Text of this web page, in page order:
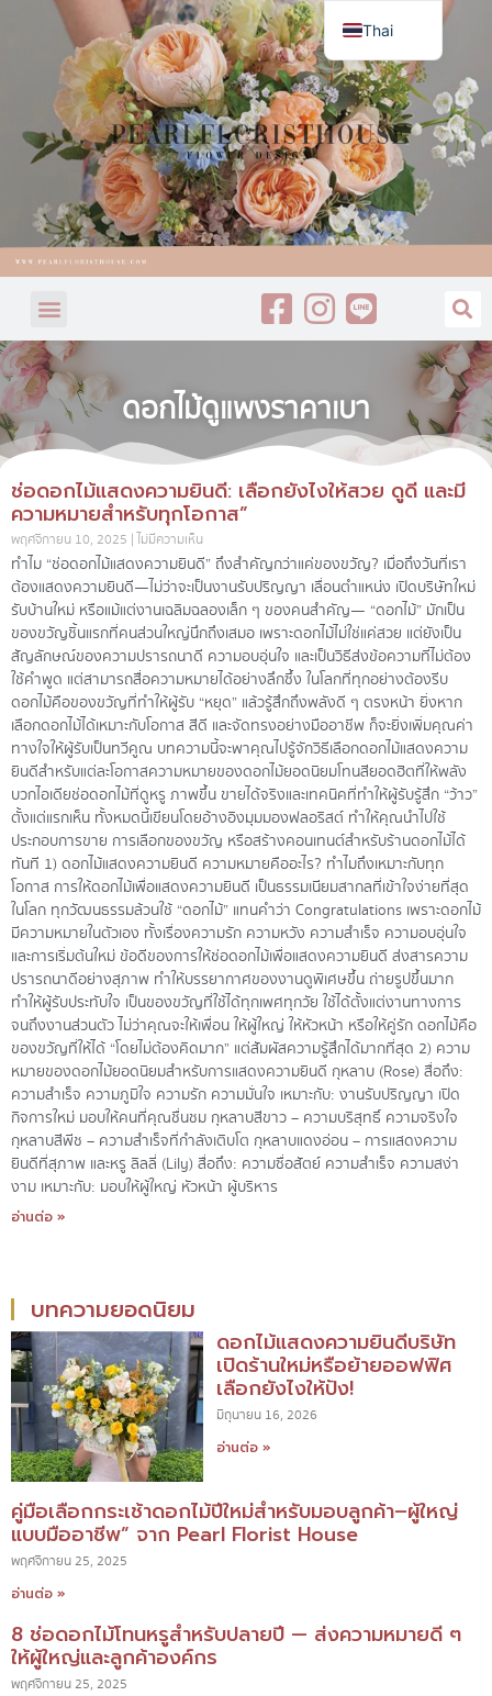
ดอกไม้ดูแพงราคาเบา
ช่อดอกไม้แสดงความยินดี: เลือกยังไงให้สวย ดูดี และมี
ความหมายสำหรับทุกโอกาส”
พฤศจิกายน 10, 2025 ไม่มีความเห็น
ทำไม “ช่อดอกไม้แสดงความยินดี” ถึงสำคัญกว่าแค่ของขวัญ? เมื่อถึงวันที่เรา
ต้องแสดงความยินดี—ไม่ว่าจะเป็นงานรับปริญญา เลื่อนตำแหน่ง เปิดบริษัทใหม่
รับบ้านใหม่ หรือแม้แต่งานเฉลิมฉลองเล็ก ๆ ของคนสำคัญ— “ดอกไม้” มักเป็น
ของขวัญชิ้นแรกที่คนส่วนใหญ่นึกถึงเสมอ เพราะดอกไม้ไม่ใช่แค่สวย แต่ยังเป็น
สัญลักษณ์ของความปรารถนาดี ความอบอุ่นใจ และเป็นวิธีส่งข้อความที่ไม่ต้อง
ใช้คำพูด แต่สามารถสื่อความหมายได้อย่างลึกซึ้ง ในโลกที่ทุกอย่างต้องรีบ
ดอกไม้คือของขวัญที่ทำให้ผู้รับ “หยุด” แล้วรู้สึกถึงพลังดี ๆ ตรงหน้า ยิ่งหาก
เลือกดอกไม้ได้เหมาะกับโอกาส สีดี และจัดทรงอย่างมืออาชีพ ก็จะยิ่งเพิ่มคุณค่า
ทางใจให้ผู้รับเป็นทวีคูณ บทความนี้จะพาคุณไปรู้จักวิธีเลือกดอกไม้แสดงความ
ยินดีสำหรับแต่ละโอกาสความหมายของดอกไม้ยอดนิยมโทนสียอดฮิตที่ให้พลัง
บวกไอเดียช่อดอกไม้ที่ดูหรู ภาพขึ้น ขายได้จริงและเทคนิคที่ทำให้ผู้รับรู้สึก “ว้าว”
ตั้งแต่แรกเห็น ทั้งหมดนี้เขียนโดยอ้างอิงมุมมองฟลอริสต์ ทำให้คุณนำไปใช้
ประกอบการขาย การเลือกของขวัญ หรือสร้างคอนเทนต์สำหรับร้านดอกไม้ได้
ทันที 1) ดอกไม้แสดงความยินดี ความหมายคืออะไร? ทำไมถึงเหมาะกับทุก
โอกาส การให้ดอกไม้เพื่อแสดงความยินดี เป็นธรรมเนียมสากลที่เข้าใจง่ายที่สุด
ในโลก ทุกวัฒนธรรมล้วนใช้ “ดอกไม้” แทนคำว่า Congratulations เพราะดอกไม้
มีความหมายในตัวเอง ทั้งเรื่องความรัก ความหวัง ความสำเร็จ ความอบอุ่นใจ
และการเริ่มต้นใหม่ ข้อดีของการให้ช่อดอกไม้เพื่อแสดงความยินดี ส่งสารความ
ปรารถนาดีอย่างสุภาพ ทำให้บรรยากาศของงานดูพิเศษขึ้น ถ่ายรูปขึ้นมาก
ทำให้ผู้รับประทับใจ เป็นของขวัญที่ใช้ได้ทุกเพศทุกวัย ใช้ได้ตั้งแต่งานทางการ
จนถึงงานส่วนตัว ไม่ว่าคุณจะให้เพื่อน ให้ผู้ใหญ่ ให้หัวหน้า หรือให้คู่รัก ดอกไม้คือ
ของขวัญที่ให้ได้ “โดยไม่ต้องคิดมาก” แต่สัมผัสความรู้สึกได้มากที่สุด 2) ความ
หมายของดอกไม้ยอดนิยมสำหรับการแสดงความยินดี กุหลาบ (Rose) สื่อถึง:
ความสำเร็จ ความภูมิใจ ความรัก ความมั่นใจ เหมาะกับ: งานรับปริญญา เปิด
กิจการใหม่ มอบให้คนที่คุณชื่นชม กุหลาบสีขาว – ความบริสุทธิ์ ความจริงใจ
กุหลาบสีพีช – ความสำเร็จที่กำลังเติบโต กุหลาบแดงอ่อน – การแสดงความ
ยินดีที่สุภาพ และหรู ลิลลี่ (Lily) สื่อถึง: ความซื่อสัตย์ ความสำเร็จ ความสง่า
งาม เหมาะกับ: มอบให้ผู้ใหญ่ หัวหน้า ผู้บริหาร
อ่านต่อ »
บทความยอดนิยม
ดอกไม้แสดงความยินดีบริษัท
เปิดร้านใหม่หรือย้ายออฟฟิศ
เลือกยังไงให้ปัง!
มิถุนายน 16, 2026
อ่านต่อ »
คู่มือเลือกกระเช้าดอกไม้ปีใหม่สำหรับมอบลูกค้า–ผู้ใหญ่
แบบมืออาชีพ” จาก Pearl Florist House
พฤศจิกายน 25, 2025
อ่านต่อ »
8 ช่อดอกไม้โทนหรูสำหรับปลายปี — ส่งความหมายดี ๆ
ให้ผู้ใหญ่และลูกค้าองค์กร
พฤศจิกายน 25, 2025
Thai
English